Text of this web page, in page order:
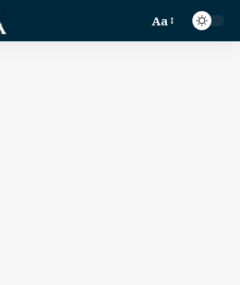
Aa